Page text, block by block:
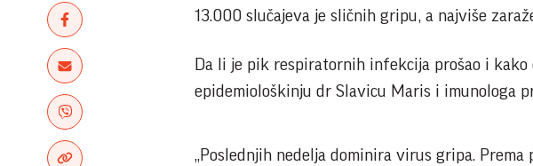
13.000 slučajeva je sličnih gripu, a najviše
Da li je pik respiratornih infekcija prošao i kako
epidemiološkinju dr Slavicu Maris i imunologa
„Poslednjih nedelja dominira virus gripa.